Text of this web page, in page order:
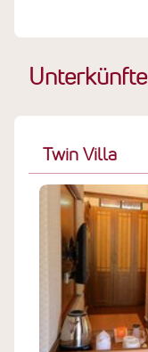
Unterkünfte
Twin Villa